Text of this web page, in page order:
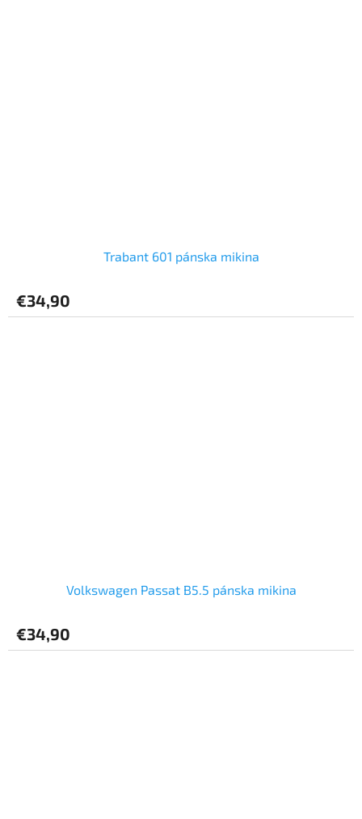
Trabant 601 pánska mikina
€34,90
Volkswagen Passat B5.5 pánska mikina
€34,90